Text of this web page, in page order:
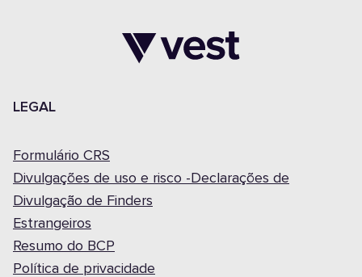
LEGAL
Formulário CRS
Divulgações de uso e risco -Declarações de
Divulgação de Finders
Estrangeiros
Resumo do BCP
Política de privacidade